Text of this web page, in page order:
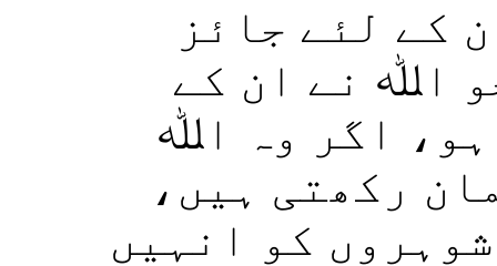
کے لئے جائز
اﷲ نے ان کے
ہو، اگر وہ اﷲ
رکھتی ہیں،
کو انہیں